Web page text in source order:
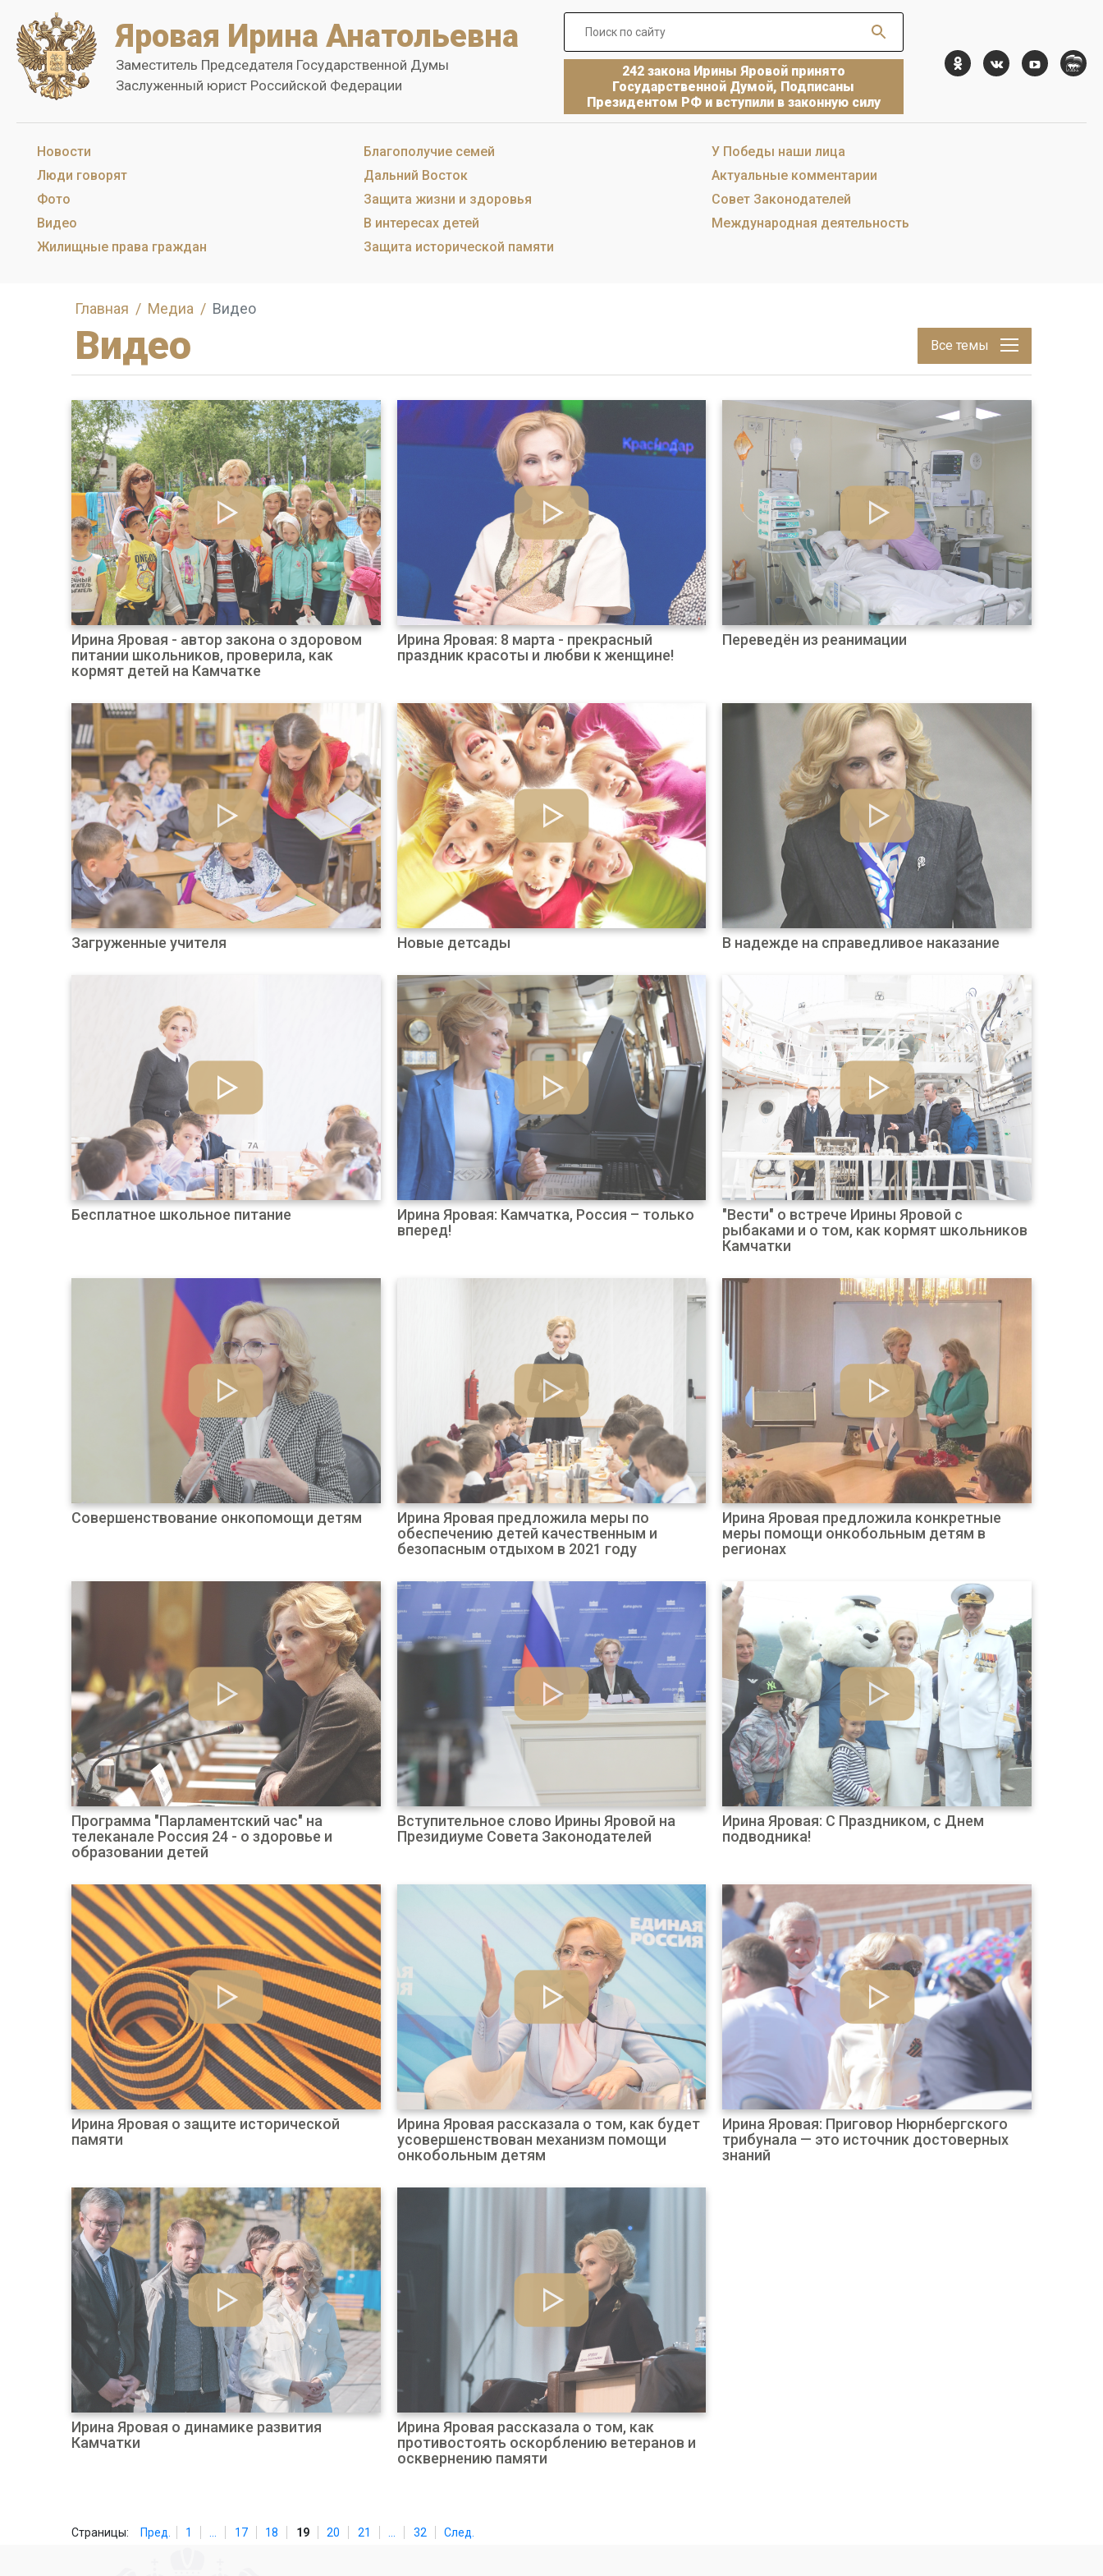
Яровая Ирина Анатольевна
Заместитель Председателя Государственной Думы
Заслуженный юрист Российской Федерации
242 закона Ирины Яровой принято
Государственной Думой, Подписаны
Президентом РФ и вступили в законную силу
Новости
Люди говорят
Фото
Видео
Жилищные права граждан
Благополучие семей
Дальний Восток
Защита жизни и здоровья
В интересах детей
Защита исторической памяти
У Победы наши лица
Актуальные комментарии
Совет Законодателей
Международная деятельность
Главная Медиа Видео
Видео Все темы
Ирина Яровая - автор закона о здоровом
питании школьников, проверила, как
кормят детей на Камчатке
Ирина Яровая: 8 марта - прекрасный
праздник красоты и любви к женщине!
Переведён из реанимации
Загруженные учителя Новые детсады В надежде на справедливое наказание
Бесплатное школьное питание
Ирина Яровая: Камчатка, Россия – только
вперед!
"Вести" о встрече Ирины Яровой с
рыбаками и о том, как кормят школьников
Камчатки
Совершенствование онкопомощи детям
Ирина Яровая предложила меры по
обеспечению детей качественным и
безопасным отдыхом в 2021 году
Ирина Яровая предложила конкретные
меры помощи онкобольным детям в
регионах
Программа "Парламентский час" на
телеканале Россия 24 - о здоровье и
образовании детей
Вступительное слово Ирины Яровой на
Президиуме Совета Законодателей
Ирина Яровая: С Праздником, с Днем
подводника!
Ирина Яровая о защите исторической
памяти
Ирина Яровая рассказала о том, как будет
усовершенствован механизм помощи
онкобольным детям
Ирина Яровая: Приговор Нюрнбергского
трибунала — это источник достоверных
знаний
Ирина Яровая о динамике развития
Камчатки
Ирина Яровая рассказала о том, как
противостоять оскорблению ветеранов и
осквернению памяти
Страницы: Пред. 1 17 18 19 20 21 32 След.